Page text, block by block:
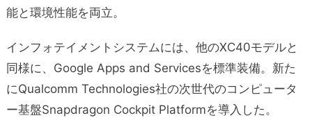
能と環境性能を両立。
インフォテイメントシステムには、他のXC40モデルと
同様に、Google Apps and Servicesを標準装備。新た
にQualcomm Technologies社の次世代のコンピュータ
ー基盤Snapdragon Cockpit Platformを導入した。